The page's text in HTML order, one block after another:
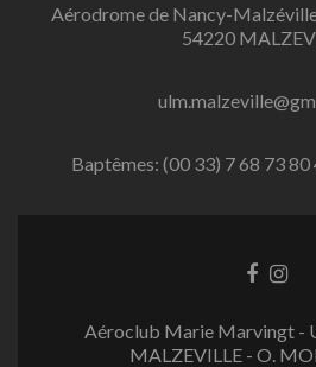
Aérodrome de Nancy-
54220
Baptêmes: (00 33) 7 68 73 80
L
n
L
n
Aéroclub Marie Marvingt -
MALZEVILLE - O.